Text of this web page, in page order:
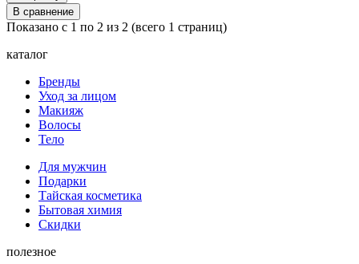
В сравнение
Показано с 1 по 2 из 2 (всего 1 страниц)
каталог
Бренды
Уход за лицом
Макияж
Волосы
Тело
Для мужчин
Подарки
Тайская косметика
Бытовая химия
Скидки
полезное